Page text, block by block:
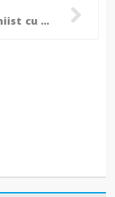
DAN SOCIU - 40. "Autorul douămiist cu cel mai ridicat coeficient de inteligență artistică"